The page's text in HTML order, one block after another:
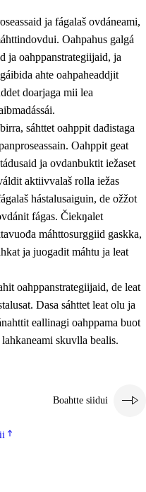
ja oahppahábmen
ja fágalaš ovdáneami,
Oahpahus galgá
ja oahppanstrategiijaid, ja
ahte oahpaheaddjit
doarjaga mii lea
sáhttet oahppit dađistaga
Oahppit geat
ja ovdanbuktit iežaset
aktiivvalaš rolla iežas
hástalusaiguin, de ožžot
fágas. Čiekŋalet
máhttosurggiid gaskka,
ja juogadit máhtu ja leat
oahppanstrategiijaid, de leat
Dasa sáhttet leat olu ja
eallinagi oahppama buot
skuvlla bealis.
Boahtte siidui